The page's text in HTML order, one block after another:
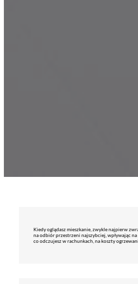
Kiedy oglądasz mieszkanie, zwykle najpierw
na odbiór przestrzeni najszybciej, wpływając
co odczujesz w rachunkach, na koszty